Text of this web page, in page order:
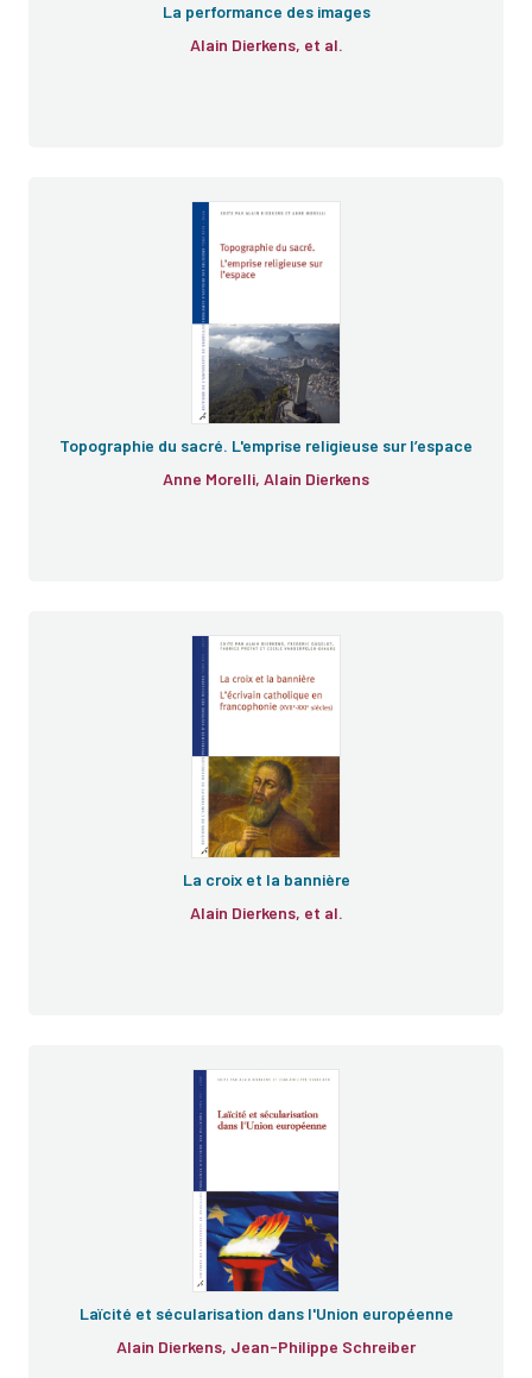
La performance des images
Alain Dierkens, et al.
Topographie du sacré. L'emprise religieuse sur l’espace
Anne Morelli, Alain Dierkens
La croix et la bannière
Alain Dierkens, et al.
Laïcité et sécularisation dans l'Union européenne
Alain Dierkens, Jean-Philippe Schreiber